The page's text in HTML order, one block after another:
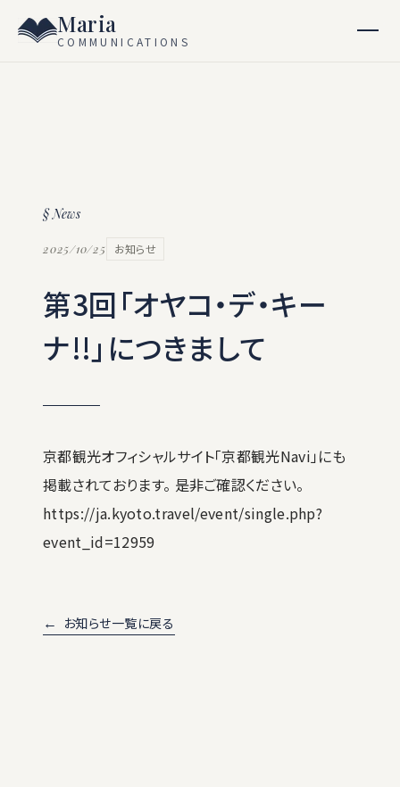
Maria
COMMUNICATIONS
§ News
2025/10/25 お知らせ
第3回「オヤコ・デ・キー
ナ!!」につきまして
京都観光オフィシャルサイト「京都観光Navi」にも
掲載されております。 是非ご確認ください。
https://ja.kyoto.travel/event/single.php?
event_id=12959
← お知らせ一覧に戻る